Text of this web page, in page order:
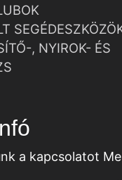
, NYIROK- ÉS
a kapcsolatot